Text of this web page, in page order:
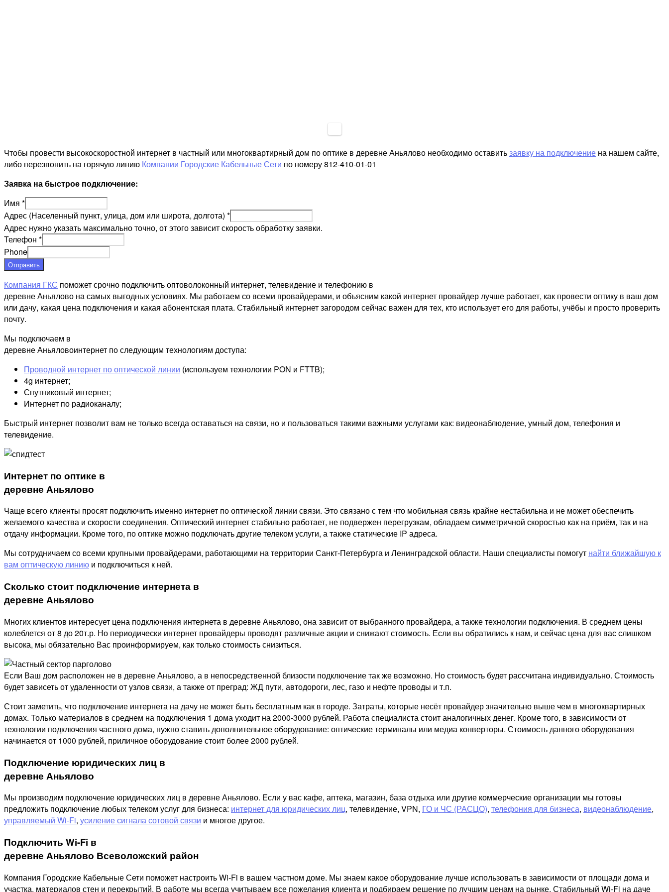
Чтобы провести высокоскоростной интернет в частный или многоквартирный дом по оптике в деревне Аньялово необходимо оставитьзаявку на подключение на нашем сайте,
либо перезвонить на горячую линию Компании Городские Кабельные Сети по номеру 812-410-01-01
Заявка на быстрое подключение:
Имя *
Адрес (Населенный пункт, улица, дом или широта, долгота) *
Адрес нужно указать максимально точно, от этого зависит скорость обработку заявки.
Телефон *
Phone
Отправить
Компания ГКС поможет срочно подключить оптоволоконный интернет, телевидение и телефонию в
деревне Аньялово на самых выгодных условиях. Мы работаем со всеми провайдерами, и объясним какой интернет провайдер лучше работает, как провести оптику в ваш дом
или дачу, какая цена подключения и какая абонентская плата. Стабильный интернет загородом сейчас важен для тех, кто использует его для работы, учёбы и просто проверить
почту.
Мы подключаем в
деревне Аньяловоинтернет по следующим технологиям доступа:
Проводной интернет по оптической линии (используем технологии PON и FTTB);
4g интернет;
Спутниковый интернет;
Интернет по радиоканалу;
Быстрый интернет позволит вам не только всегда оставаться на связи, но и пользоваться такими важными услугами как: видеонаблюдение, умный дом, телефония и
телевидение.
Интернет по оптике в
деревне Аньялово
Чаще всего клиенты просят подключить именно интернет по оптической линии связи. Это связано с тем что мобильная связь крайне нестабильна и не может обеспечить
желаемого качества и скорости соединения. Оптический интернет стабильно работает, не подвержен перегрузкам, обладаем симметричной скоростью как на приём, так и на
отдачу информации. Кроме того, по оптике можно подключать другие телеком услуги, а также статические IP адреса.
Мы сотрудничаем со всеми крупными провайдерами, работающими на территории Санкт-Петербурга и Ленинградской области. Наши специалисты помогут найти ближайшую к
вам оптическую линию и подключиться к ней.
Сколько стоит подключение интернета в
деревне Аньялово
Многих клиентов интересует цена подключения интернета в деревне Аньялово, она зависит от выбранного провайдера, а также технологии подключения. В среднем цены
колеблется от 8 до 20т.р. Но периодически интернет провайдеры проводят различные акции и снижают стоимость. Если вы обратились к нам, и сейчас цена для вас слишком
высока, мы обязательно Вас проинформируем, как только стоимость снизиться.
Если Ваш дом расположен не в деревне Аньялово, а в непосредственной близости подключение так же возможно. Но стоимость будет рассчитана индивидуально. Стоимость
будет зависеть от удаленности от узлов связи, а также от преград: ЖД пути, автодороги, лес, газо и нефте проводы и т.п.
Стоит заметить, что подключение интернета на дачу не может быть бесплатным как в городе. Затраты, которые несёт провайдер значительно выше чем в многоквартирных
домах. Только материалов в среднем на подключения 1 дома уходит на 2000-3000 рублей. Работа специалиста стоит аналогичных денег. Кроме того, в зависимости от
технологии подключения частного дома, нужно ставить дополнительное оборудование: оптические терминалы или медиа конверторы. Стоимость данного оборудования
начинается от 1000 рублей, приличное оборудование стоит более 2000 рублей.
Подключение юридических лиц в
деревне Аньялово
Мы производим подключение юридических лиц в деревне Аньялово. Если у вас кафе, аптека, магазин, база отдыха или другие коммерческие организации мы готовы
предложить подключение любых телеком услуг для бизнеса: интернет для юридических лиц, телевидение, VPN, ГО и ЧС (РАСЦО), телефония для бизнеса, видеонаблюдение,
управляемый Wi-Fi, усиление сигнала сотовой связи и многое другое.
Подключить Wi-Fi в
деревне Аньялово Всеволожский район
Компания Городские Кабельные Сети поможет настроить Wi-Fi в вашем частном доме. Мы знаем какое оборудование лучше использовать в зависимости от площади дома и
участка, материалов стен и перекрытий. В работе мы всегда учитываем все пожелания клиента и подбираем решение по лучшим ценам на рынке. Стабильный Wi-Fi на даче